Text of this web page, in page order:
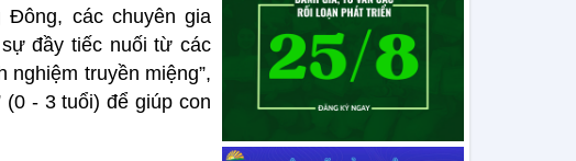
Đông, các chuyên gia
đầy tiếc nuối từ các
nghiệm truyền miệng”,
(0 - 3 tuổi) để giúp con